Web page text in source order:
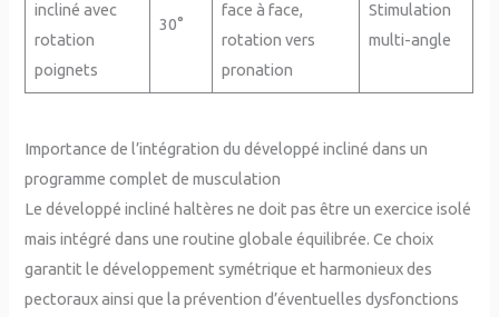
incliné avec
rotation
poignets
30°
face à face,
rotation vers
pronation
Stimulation
multi-angle
Importance de l’intégration du développé incliné dans un
programme complet de musculation
Le développé incliné haltères ne doit pas être un exercice isolé
mais intégré dans une routine globale équilibrée. Ce choix
garantit le développement symétrique et harmonieux des
pectoraux ainsi que la prévention d’éventuelles dysfonctions